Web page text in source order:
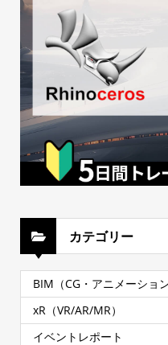
カテゴリー
BIM（CG・アニメーション
xR（VR/AR/MR）
イベントレポート